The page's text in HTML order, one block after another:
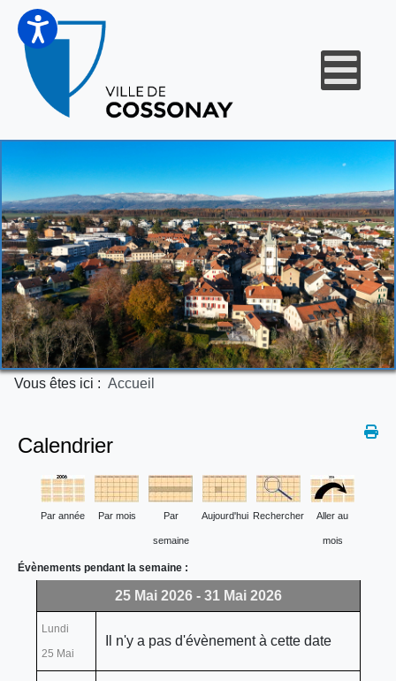
Vous êtes ici : Accueil
Calendrier
Par année Par mois Par
semaine
Aujourd'hui Rechercher Aller au
mois
Évènements pendant la semaine :
25 Mai 2026 - 31 Mai 2026
Lundi
25 Mai
Il n'y a pas d'évènement à cette date